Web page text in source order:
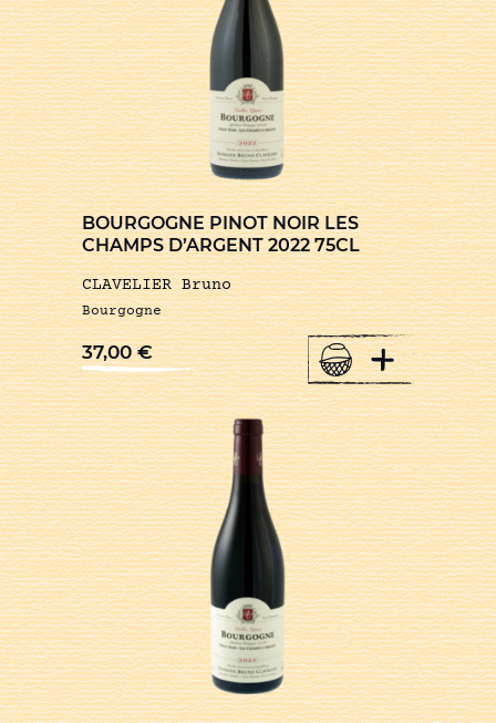
BOURGOGNE PINOT NOIR LES
CHAMPS D’ARGENT 2022 75CL
CLAVELIER Bruno
Bourgogne
37,00€ +